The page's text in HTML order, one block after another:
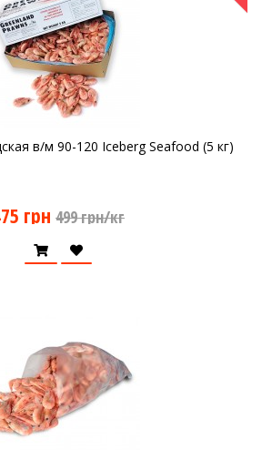
в/м 90-120 Iceberg Seafood (5 кг)
грн 499 грн/кг